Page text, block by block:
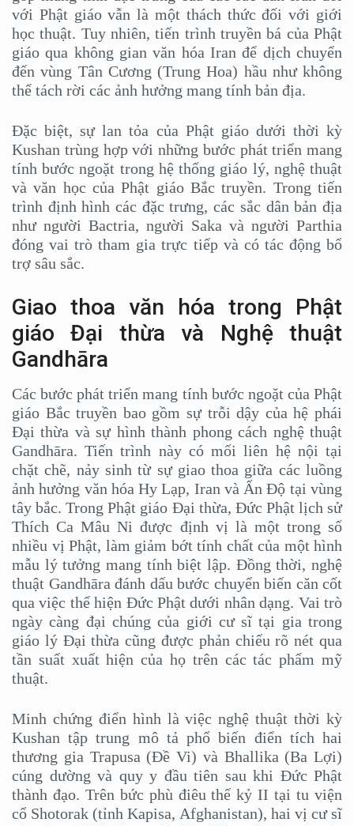
với Phật giáo vẫn là một thách thức đối với giới
học thuật. Tuy nhiên, tiến trình truyền bá của Phật
giáo qua không gian văn hóa Iran để dịch chuyển
đến vùng Tân Cương (Trung Hoa) hầu như không
thể tách rời các ảnh hưởng mang tính bản địa.
Đặc biệt, sự lan tỏa của Phật giáo dưới thời kỳ
Kushan trùng hợp với những bước phát triển mang
tính bước ngoặt trong hệ thống giáo lý, nghệ thuật
và văn học của Phật giáo Bắc truyền. Trong tiến
trình định hình các đặc trưng, các sắc dân bản địa
như người Bactria, người Saka và người Parthia
đóng vai trò tham gia trực tiếp và có tác động bổ
trợ sâu sắc.
Giao thoa văn hóa trong Phật
giáo Đại thừa và Nghệ thuật
Gandhāra
Các bước phát triển mang tính bước ngoặt của Phật
giáo Bắc truyền bao gồm sự trỗi dậy của hệ phái
Đại thừa và sự hình thành phong cách nghệ thuật
Gandhāra. Tiến trình này có mối liên hệ nội tại
chặt chẽ, nảy sinh từ sự giao thoa giữa các luồng
ảnh hưởng văn hóa Hy Lạp, Iran và Ấn Độ tại vùng
tây bắc. Trong Phật giáo Đại thừa, Đức Phật lịch sử
Thích Ca Mâu Ni được định vị là một trong số
nhiều vị Phật, làm giảm bớt tính chất của một hình
mẫu lý tưởng mang tính biệt lập. Đồng thời, nghệ
thuật Gandhāra đánh dấu bước chuyển biến căn cốt
qua việc thể hiện Đức Phật dưới nhân dạng. Vai trò
ngày càng đại chúng của giới cư sĩ tại gia trong
giáo lý Đại thừa cũng được phản chiếu rõ nét qua
tần suất xuất hiện của họ trên các tác phẩm mỹ
thuật.
Minh chứng điển hình là việc nghệ thuật thời kỳ
Kushan tập trung mô tả phổ biến điển tích hai
thương gia Trapusa (Đề Vi) và Bhallika (Ba Lợi)
cúng dường và quy y đầu tiên sau khi Đức Phật
thành đạo. Trên bức phù điêu thế kỷ II tại tu viện
cổ Shotorak (tỉnh Kapisa, Afghanistan), hai vị cư sĩ